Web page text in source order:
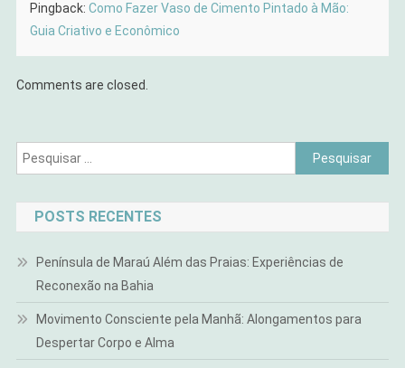
Pingback: Como Fazer Vaso de Cimento Pintado à Mão:
Guia Criativo e Econômico
Comments are closed.
Pesquisar
por:
POSTS RECENTES
Península de Maraú Além das Praias: Experiências de
Reconexão na Bahia
Movimento Consciente pela Manhã: Alongamentos para
Despertar Corpo e Alma